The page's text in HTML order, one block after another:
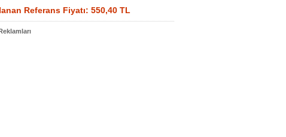
Referans Fiyatı: 550,40 TL